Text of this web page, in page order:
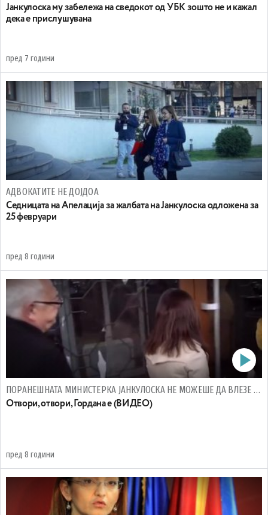
Јанкулоска му забележа на сведокот од УБК зошто не и кажал
дека е прислушувана
пред 7 години
АДВОКАТИТЕ НЕ ДОЈДОА
Седницата на Апелација за жалбата на Јанкулоска одложена за
25 февруари
пред 8 години
ПОРАНЕШНАТА МИНИСТЕРКА ЈАНКУЛОСКА НЕ МОЖЕШЕ ДА ВЛЕЗЕ ВО КРИВИЧЕН СУД
Отвори, отвори, Гордана е (ВИДЕО)
пред 8 години